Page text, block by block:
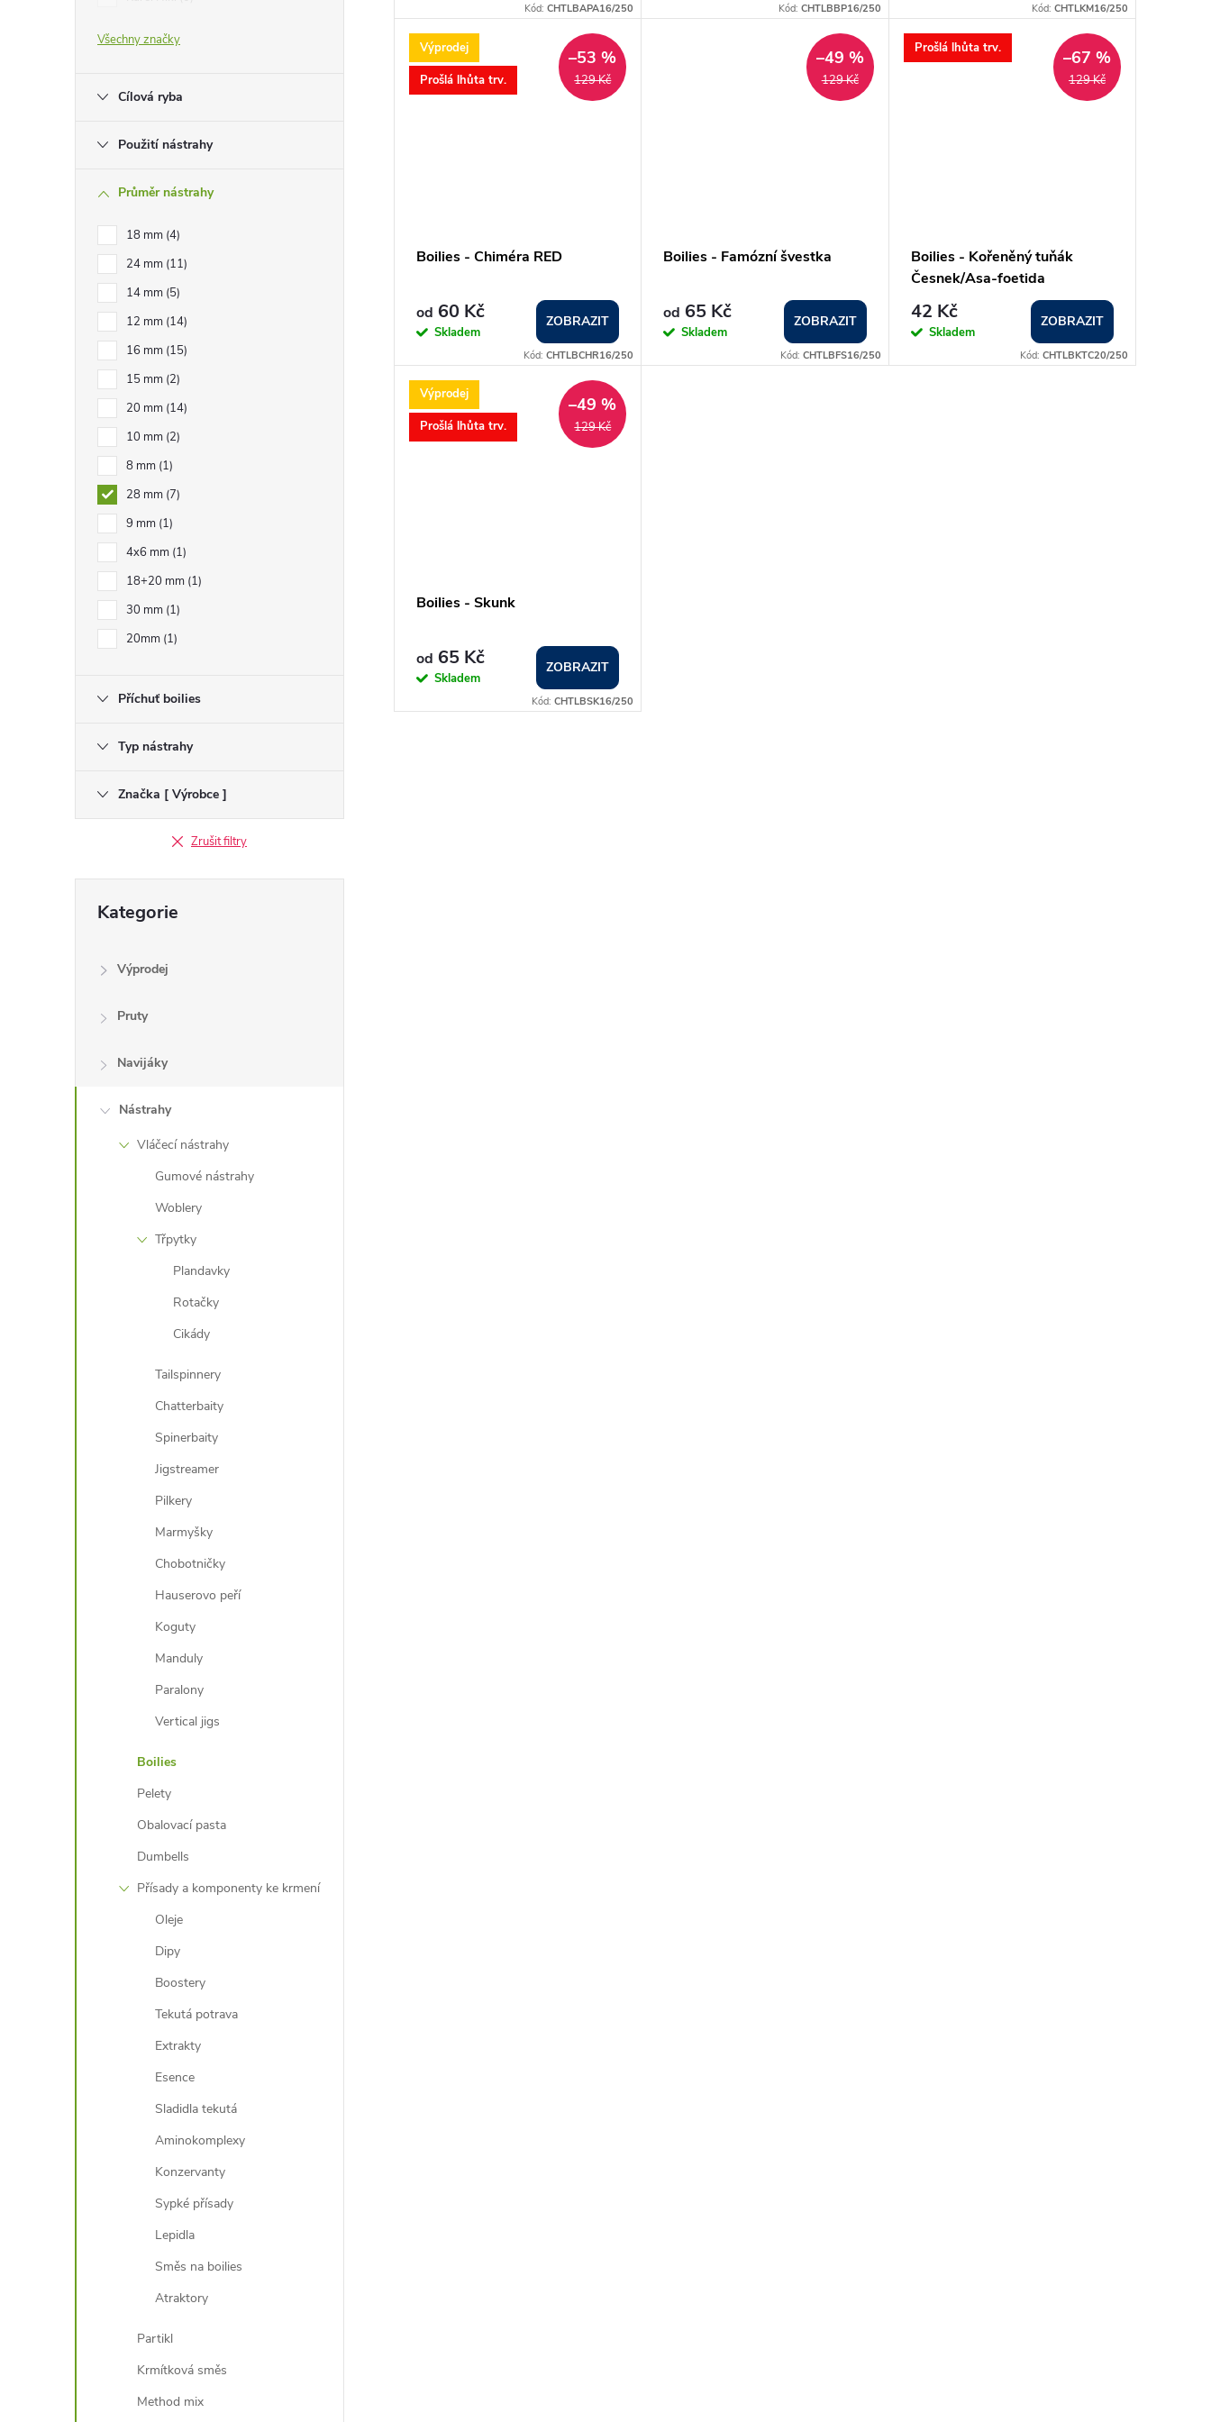
Všechny značky
Cílová ryba
Použití nástrahy
Průměr nástrahy
18 mm 4
24 mm 11
14 mm 5
12 mm 14
16 mm 15
15 mm 2
20 mm 14
10 mm 2
8 mm 1
28 mm 7
9 mm 1
4x6 mm 1
18+20 mm 1
30 mm 1
20mm 1
Příchuť boilies
Typ nástrahy
Značka [ Výrobce ]
Zrušit filtry
kategorie
Kategorie
Výprodej
Pruty
Navijáky
Nástrahy
Vláčecí nástrahy
Gumové nástrahy
Woblery
Třpytky
Plandavky
Rotačky
Cikády
Tailspinnery
Chatterbaity
Spinerbaity
Jigstreamer
Pilkery
Marmyšky
Chobotničky
Hauserovo peří
Koguty
Manduly
Paralony
Vertical jigs
Boilies
Pelety
Obalovací pasta
Dumbells
Přísady a komponenty ke krmení
Oleje
Dipy
Boostery
Tekutá potrava
Extrakty
Esence
Sladidla tekutá
Aminokomplexy
Konzervanty
Sypké přísady
Lepidla
Směs na boilies
Atraktory
Partikl
Krmítková směs
Method mix
u
k
d
u
Kód:CHTLBAPA16/250 Kód: CHTLBBP16/250 Kód: CHTLKM16/250
Výprodej
Prošlá lhůta trv.
129 Kč
–53 %
Boilies - Chiméra RED
od 60 Kč
Skladem
ZOBRAZIT
Kód:CHTLBCHR16/250
129 Kč
–49 %
Boilies - Famózní švestka
od 65 Kč
Skladem
ZOBRAZIT
Kód: CHTLBFS16/250
Prošlá lhůta trv.
129 Kč
–67 %
Boilies - Kořeněný tuňák
Česnek/Asa-foetida
42 Kč
Skladem
ZOBRAZIT
Kód: CHTLBKTC20/250
Výprodej
Prošlá lhůta trv.
129 Kč
–49 %
Boilies - Skunk
od 65 Kč
Skladem
ZOBRAZIT
Kód:CHTLBSK16/250